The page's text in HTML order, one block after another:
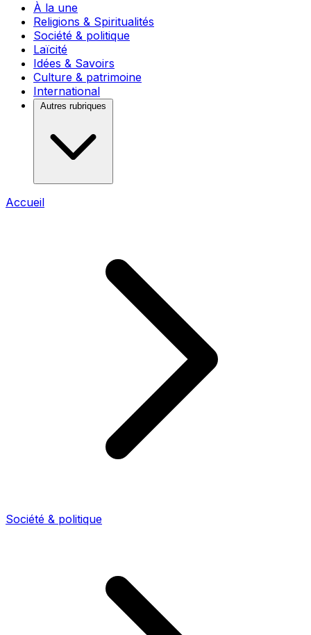
À la une
Religions & Spiritualités
Société & politique
Laïcité
Idées & Savoirs
Culture & patrimoine
International
Autres rubriques
Accueil
Société & politique